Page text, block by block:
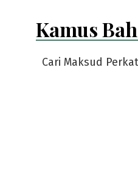
Kamus
Cari Maksud